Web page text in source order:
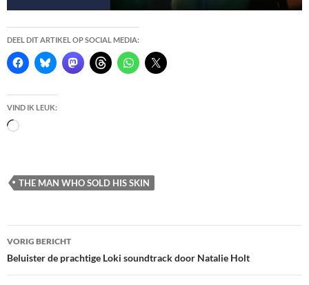
DEEL DIT ARTIKEL OP SOCIAL MEDIA:
VIND IK LEUK:
Bezig
THE MAN WHO SOLD HIS SKIN
Berichtnavigatie
VORIG BERICHT
Beluister de prachtige Loki soundtrack door Natalie Holt